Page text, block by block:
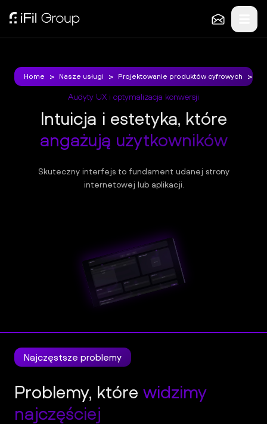
KONTAKT
516
Home > Nasze usługi > Projektowanie produktów cyfrowych >
Home > Nasze usługi > Projektowanie produktów cyfrowych >
Audyty UX i optymalizacja konwersji
Intuicja i estetyka, które
angażują użytkowników
Skuteczny interfejs to fundament udanej strony
internetowej lub aplikacji.
Najczęstsze problemy
Problemy, które widzimy
najczęściej